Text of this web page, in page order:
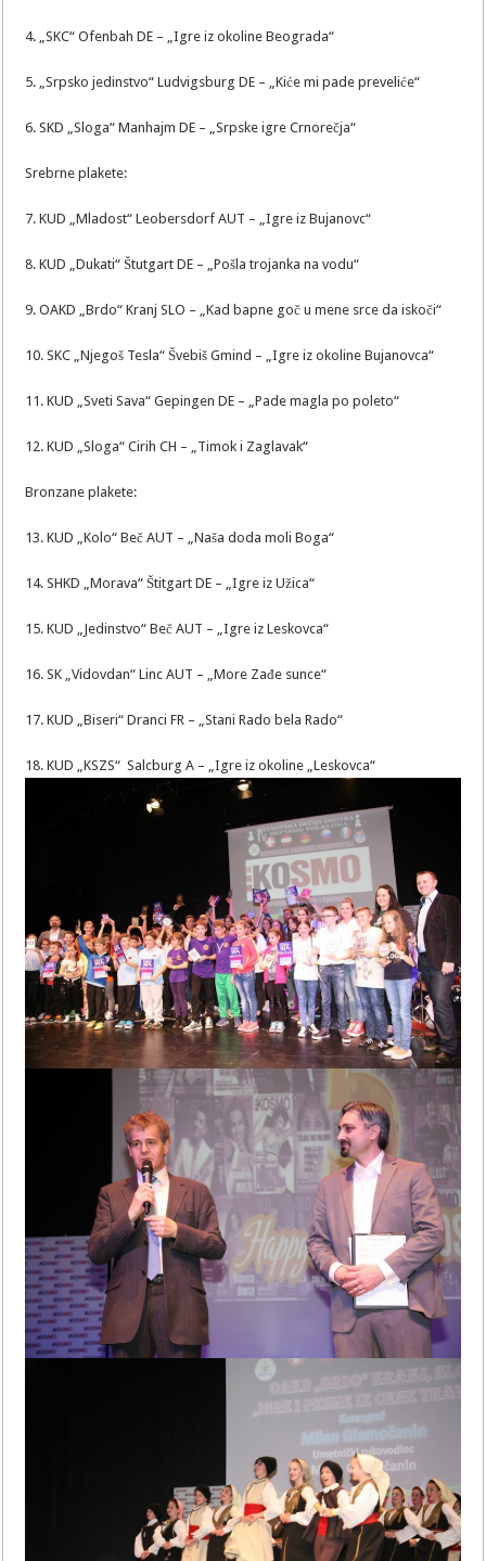
4. „SKC“ Ofenbah DE – „Igre iz okoline Beograda“
5. „Srpsko jedinstvo“ Ludvigsburg DE – „Kiće mi pade preveliće“
6. SKD „Sloga“ Manhajm DE – „Srpske igre Crnorečja“
Srebrne plakete:
7. KUD „Mladost“ Leobersdorf AUT – „Igre iz Bujanovc“
8. KUD „Dukati“ Štutgart DE – „Pošla trojanka na vodu“
9. OAKD „Brdo“ Kranj SLO – „Kad bapne goč u mene srce da iskoči“
10. SKC „Njegoš Tesla“ Švebiš Gmind – „Igre iz okoline Bujanovca“
11. KUD „Sveti Sava“ Gepingen DE – „Pade magla po poleto“
12. KUD „Sloga“ Cirih CH – „Timok i Zaglavak“
Bronzane plakete:
13. KUD „Kolo“ Beč AUT – „Naša doda moli Boga“
14. SHKD „Morava“ Štitgart DE – „Igre iz Užica“
15. KUD „Jedinstvo“ Beč AUT – „Igre iz Leskovca“
16. SK „Vidovdan“ Linc AUT – „More Zađe sunce“
17. KUD „Biseri“ Dranci FR – „Stani Rado bela Rado“
18. KUD „KSZS“ Salcburg A – „Igre iz okoline „Leskovca“